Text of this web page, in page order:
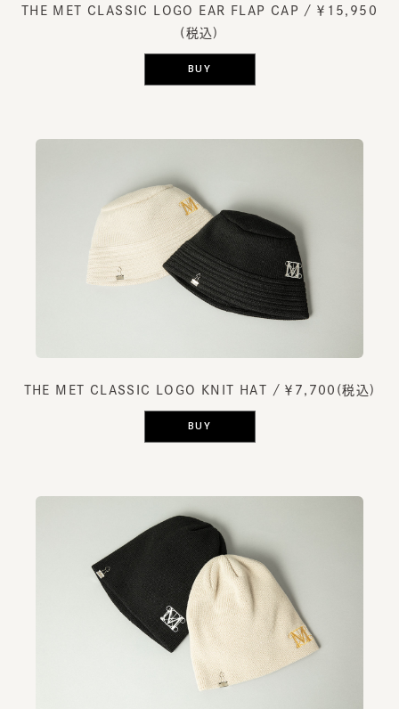
THE MET CLASSIC LOGO EAR FLAP CAP / ￥15,950
(税込)
BUY
THE MET CLASSIC LOGO KNIT HAT / ￥7,700(税込)
BUY